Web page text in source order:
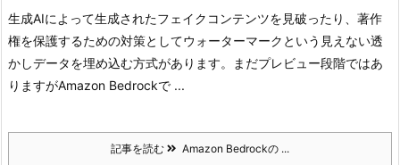
生成AIによって生成されたフェイクコンテンツを見破ったり、著作
権を保護するための対策としてウォーターマークという見えない透
かしデータを埋め込む方式があります。
まだプレビュー段階ではあ
りますがAmazon Bedrockで ...
記事を読む Amazon Bedrockの ...